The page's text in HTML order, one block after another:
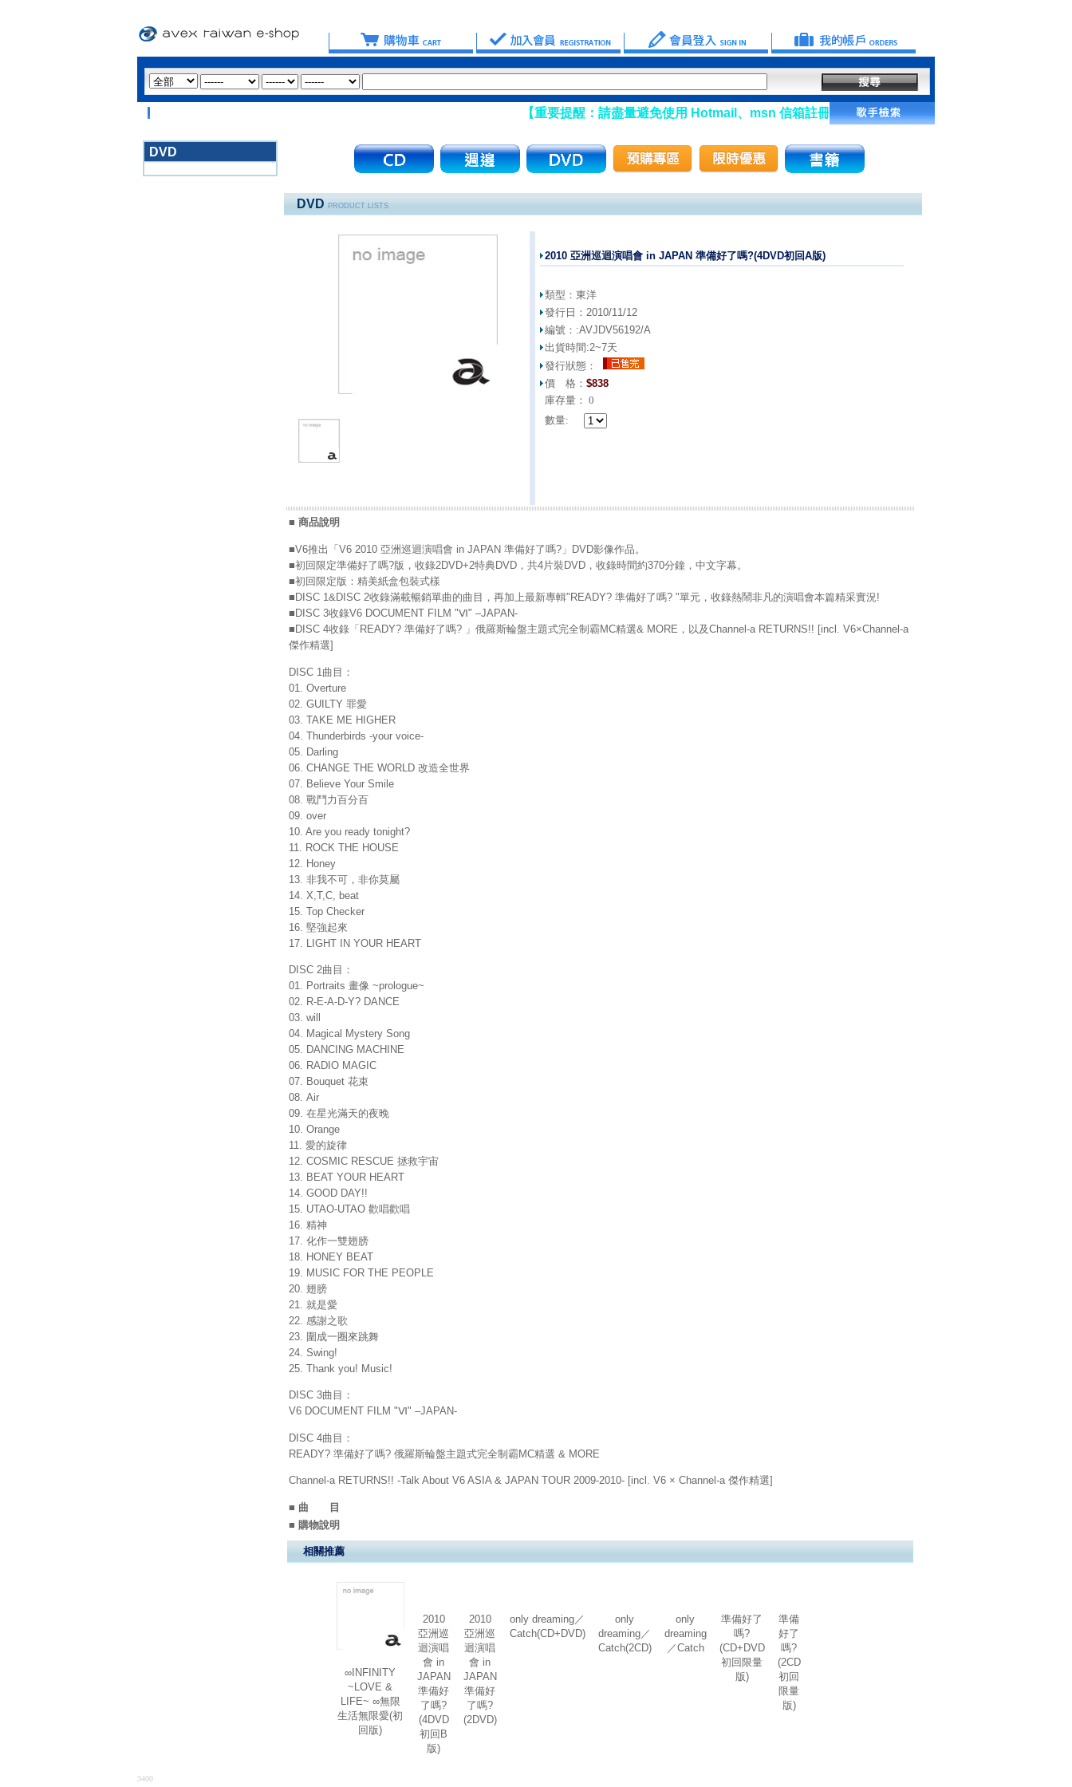
【重要提醒：請盡量避免使用 Hotmail、msn 信箱註冊會員】
DVD
DVD PRODUCT LISTS
2010 亞洲巡迴演唱會 in JAPAN 準備好了嗎?(4DVD初回A版)
類型： 東洋
發行日： 2010/11/12
編號：:AVJDV56192/A
出貨時間:2~7天
發行狀態：
價 格： $838
庫存量： 0
數量:
■ 商品說明
■V6推出「V6 2010 亞洲巡迴演唱會 in JAPAN 準備好了嗎?」DVD影像作品。
■初回限定準備好了嗎?版，收錄2DVD+2特典DVD，共4片裝DVD，收錄時間約370分鐘，中文字幕。
■初回限定版：精美紙盒包裝式樣
■DISC 1&DISC 2收錄滿載暢銷單曲的曲目，再加上最新專輯"READY? 準備好了嗎? "單元，收錄熱鬧非凡的演唱會本篇精采實況!
■DISC 3收錄V6 DOCUMENT FILM "Ⅵ" –JAPAN-
■DISC 4收錄「READY? 準備好了嗎? 」俄羅斯輪盤主題式完全制霸MC精選& MORE，以及Channel-a RETURNS!! [incl. V6×Channel-a
傑作精選]
DISC 1曲目：
01. Overture
02. GUILTY 罪愛
03. TAKE ME HIGHER
04. Thunderbirds -your voice-
05. Darling
06. CHANGE THE WORLD 改造全世界
07. Believe Your Smile
08. 戰鬥力百分百
09. over
10. Are you ready tonight?
11. ROCK THE HOUSE
12. Honey
13. 非我不可，非你莫屬
14. X,T,C, beat
15. Top Checker
16. 堅強起來
17. LIGHT IN YOUR HEART
DISC 2曲目：
01. Portraits 畫像 ~prologue~
02. R-E-A-D-Y? DANCE
03. will
04. Magical Mystery Song
05. DANCING MACHINE
06. RADIO MAGIC
07. Bouquet 花束
08. Air
09. 在星光滿天的夜晚
10. Orange
11. 愛的旋律
12. COSMIC RESCUE 拯救宇宙
13. BEAT YOUR HEART
14. GOOD DAY!!
15. UTAO-UTAO 歡唱歡唱
16. 精神
17. 化作一雙翅膀
18. HONEY BEAT
19. MUSIC FOR THE PEOPLE
20. 翅膀
21. 就是愛
22. 感謝之歌
23. 圍成一圈來跳舞
24. Swing!
25. Thank you! Music!
DISC 3曲目：
V6 DOCUMENT FILM "Ⅵ" –JAPAN-
DISC 4曲目：
READY? 準備好了嗎? 俄羅斯輪盤主題式完全制霸MC精選 & MORE
Channel-a RETURNS!! -Talk About V6 ASIA & JAPAN TOUR 2009-2010- [incl. V6 × Channel-a 傑作精選]
■ 曲 目
■ 購物說明
相關推薦
∞INFINITY
~LOVE &
LIFE~ ∞無限
生活無限愛(初
回版)
2010
亞洲巡
迴演唱
會 in
JAPAN
準備好
了嗎?
(4DVD
初回B
版)
2010
亞洲巡
迴演唱
會 in
JAPAN
準備好
了嗎?
(2DVD)
only dreaming／
Catch(CD+DVD)
only
dreaming／
Catch(2CD)
only
dreaming
／Catch
準備好了
嗎?
(CD+DVD
初回限量
版)
準備
好了
嗎?
(2CD
初回
限量
版)
3400